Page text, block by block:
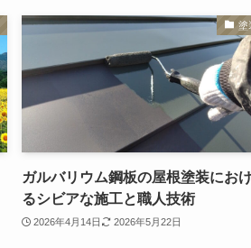
塗
ガルバリウム鋼板の屋根塗装にお
るシビアな施工と職人技術
2026年4月14日 2026年5月22日